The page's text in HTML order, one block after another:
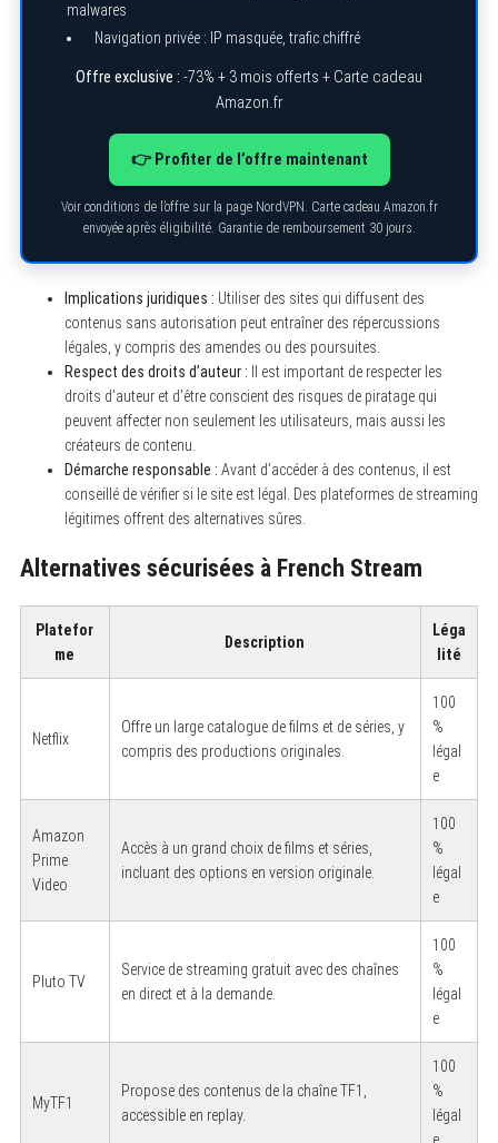
malwares
Navigation privée : IP masquée, trafic chiffré
Offre exclusive : -73% + 3 mois offerts + Carte cadeau
Amazon.fr
👉 Profiter de l’offre maintenant
Voir conditions de l’offre sur la page NordVPN. Carte cadeau Amazon.fr
envoyée après éligibilité. Garantie de remboursement 30 jours.
Implications juridiques : Utiliser des sites qui diffusent des
contenus sans autorisation peut entraîner des répercussions
légales, y compris des amendes ou des poursuites.
Respect des droits d’auteur : Il est important de respecter les
droits d’auteur et d’être conscient des risques de piratage qui
peuvent affecter non seulement les utilisateurs, mais aussi les
créateurs de contenu.
Démarche responsable : Avant d’accéder à des contenus, il est
conseillé de vérifier si le site est légal. Des plateformes de streaming
légitimes offrent des alternatives sûres.
Alternatives sécurisées à French Stream
Platefor
me
Description
Léga
lité
Netflix
Offre un large catalogue de films et de séries, y
compris des productions originales.
100
%
légal
e
Amazon
Prime
Video
Accès à un grand choix de films et séries,
incluant des options en version originale.
100
%
légal
e
Pluto TV
Service de streaming gratuit avec des chaînes
en direct et à la demande.
100
%
légal
e
MyTF1
Propose des contenus de la chaîne TF1,
accessible en replay.
100
%
légal
e
: